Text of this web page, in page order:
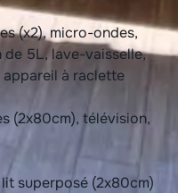
(x2), micro-ondes,
5L, lave-vaisselle,
à raclette
(2x80cm), télévision,
superposé (2x80cm)